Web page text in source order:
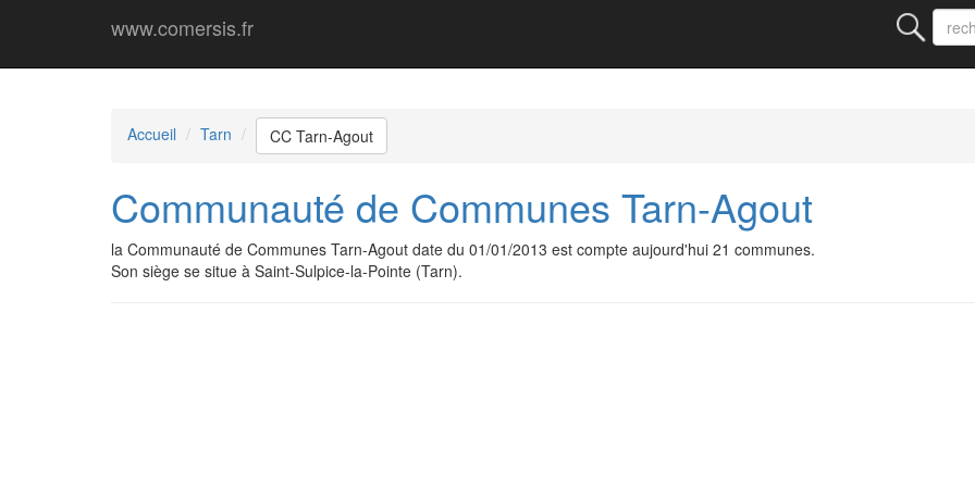
www.comersis.fr
Accueil Tarn CC Tarn-Agout
Communauté de Communes Tarn-Agout
la Communauté de Communes Tarn-Agout date du 01/01/2013 est compte aujourd'hui 21 communes.
Son siège se situe à Saint-Sulpice-la-Pointe (Tarn).